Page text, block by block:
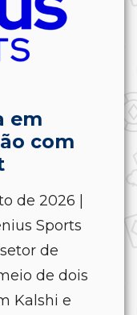
em
com
de 2026 |
Sports
de
de dois
Kalshi e